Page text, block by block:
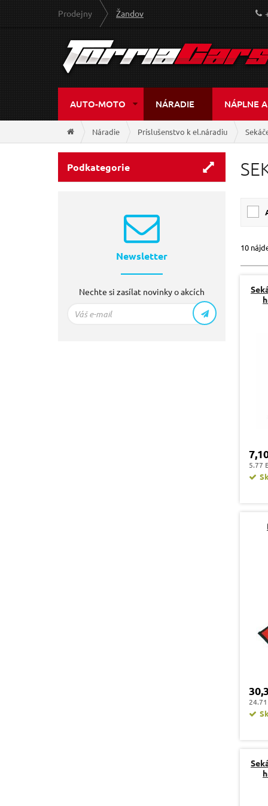
Prodejny Žandov
AUTO-MOTO NÁRADIE NÁPLNE
Náradie Príslušenstvo k el.náradiu
Podkategorie
Newsletter
Nechte si zasílat novinky o akcích
10
5.77